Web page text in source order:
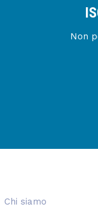
Non
Chi siamo